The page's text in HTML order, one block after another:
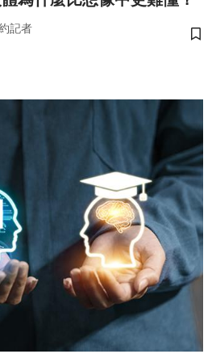
記者
儲